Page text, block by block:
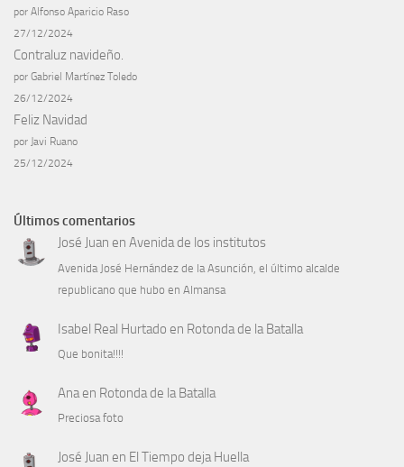
por Alfonso Aparicio Raso
27/12/2024
Contraluz navideño.
por Gabriel Martínez Toledo
26/12/2024
Feliz Navidad
por Javi Ruano
25/12/2024
Últimos comentarios
José Juan en Avenida de los institutos
Avenida José Hernández de la Asunción, el último alcalde
republicano que hubo en Almansa
Isabel Real Hurtado en Rotonda de la Batalla
Que bonita!!!!
Anaen Rotonda de la Batalla
Preciosa foto
José Juan en El Tiempo deja Huella